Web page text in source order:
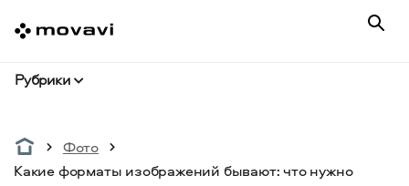
Рубрики
Фото
Какие форматы изображений бывают: что нужно